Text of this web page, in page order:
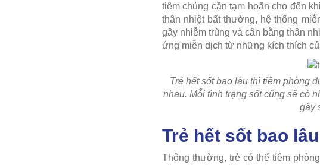
tiêm chủng cần tạm hoãn cho đến
thân nhiệt bất thường, hệ thống
gây nhiễm trùng và cân bằng thân
ứng miễn dịch từ những kích thích
Trẻ hết sốt bao lâu thì tiêm phòng
nhau. Mỗi tình trạng sốt cũng sẽ có
gây
Trẻ hết sốt bao
Thông thường, trẻ có thể tiêm